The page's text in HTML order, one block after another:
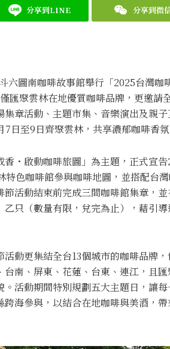
分享到LINE 分享到微
六圖南咖啡故事館舉行「2025台灣咖
匯聚雲林在地優質咖啡品牌，更邀請
章活動、主題市集、音樂演出及親
7日至9日齊聚雲林，共享濃郁咖啡香氛
香・啟動咖啡旅圖」為主題，正式宣
特色咖啡館參與咖啡地圖，並搭配台
活動結束前完成三間咖啡館集章，
只（數量有限，兌完為止），藉引
動更集結全台13個城市的咖啡品牌
南、屏東、花蓮、台東、連江，且
活動期間特別規劃五大主題日，讓
海參與，以結合在地咖啡與美酒，